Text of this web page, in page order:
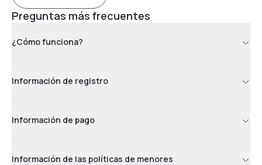
Preguntas más frecuentes
¿Cómo funciona?
Información de registro
Información de pago
Información de las políticas de menores